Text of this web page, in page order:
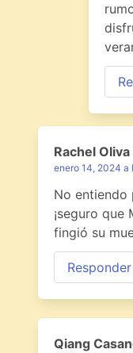
Rachel Oliva
enero 14, 2024 a
No entiendo
¡seguro que
fingió su
Responder
Qiang